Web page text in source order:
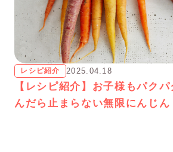
レシピ紹介 2025.04.18
【レシピ紹介】お子様もパク
んだら止まらない無限にんじん